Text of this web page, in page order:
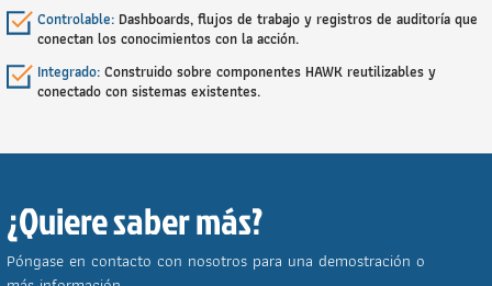
Controlable: Dashboards, flujos de trabajo y registros de auditoría que
conectan los conocimientos con la acción.
Integrado: Construido sobre componentes HAWK reutilizables y
conectado con sistemas existentes.
¿Quiere saber más?
Póngase en contacto con nosotros para una demostración o